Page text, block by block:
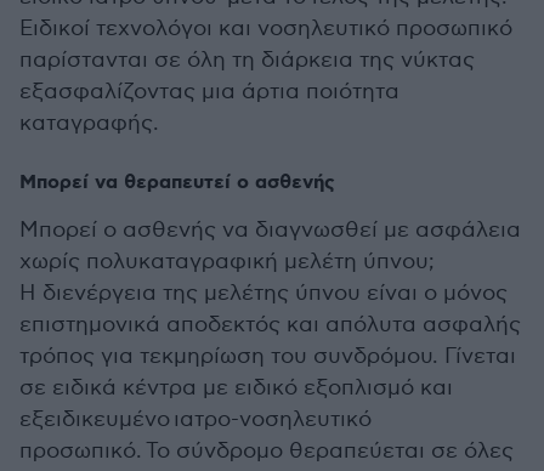
Ειδικοί τεχνολόγοι και νοσηλευτικό προσωπικό
παρίστανται σε όλη τη διάρκεια της νύκτας
εξασφαλίζοντας μια άρτια ποιότητα
καταγραφής.
Μπορεί να θεραπευτεί ο ασθενής
Μπορεί ο ασθενής να διαγνωσθεί με ασφάλεια
χωρίς πολυκαταγραφική μελέτη ύπνου;
Η διενέργεια της μελέτης ύπνου είναι ο μόνος
επιστημονικά αποδεκτός και απόλυτα ασφαλής
τρόπος για τεκμηρίωση του συνδρόμου. Γίνεται
σε ειδικά κέντρα με ειδικό εξοπλισμό και
εξειδικευμένο ιατρο-νοσηλευτικό
προσωπικό. Το σύνδρομο θεραπεύεται σε όλες